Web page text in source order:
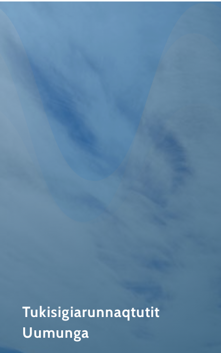
Tukisigiarunnaqtutit
Uumunga